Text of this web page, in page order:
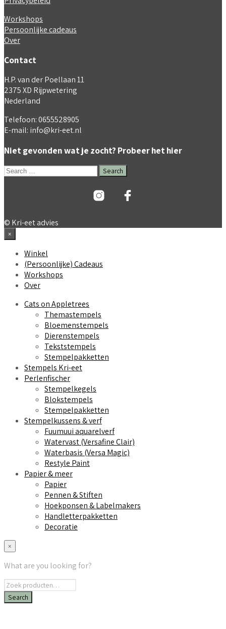
Workshops
Persoonlijke cadeaus
Over
Contact
H.P. van der Poellaan 11
2375 XD Rijpwetering
Nederland
Telefoon: 0655528905
E-mail: info@kri-eet.nl
Niet gevonden wat je zocht? Probeer het hier
Search
© Kri-eet advies
×
Winkel
(Persoonlijke) Cadeaus
Workshops
Over
Cats on Appletrees
Themastempels
Bloemenstempels
Dierenstempels
Tekststempels
Stempelpakketten
Stempels Kri-eet
Perlenfischer
Stempelkegels
Blokstempels
Stempelpakketten
Stempelkussens & verf
Fuumuui aquarelverf
Watervast (Versafine Clair)
Waterbasis (Versa Magic)
Restyle Paint
Papier & meer
Papier
Pennen & Stiften
Hoekponsen & Labelmakers
Handletterpakketten
Decoratie
×
What are you looking for?